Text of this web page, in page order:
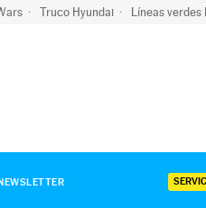
Truco Hyundai Líneas verdes